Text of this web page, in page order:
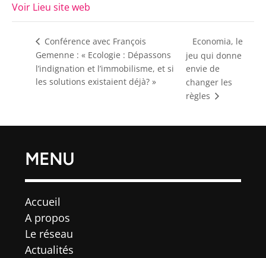
Voir Lieu site web
Conférence avec François
Gemenne : « Ecologie : Dépassons
l’indignation et l’immobilisme, et si
les solutions existaient déjà? »
Economia, le
jeu qui donne
envie de
changer les
règles
MENU
Accueil
A propos
Le réseau
Actualités